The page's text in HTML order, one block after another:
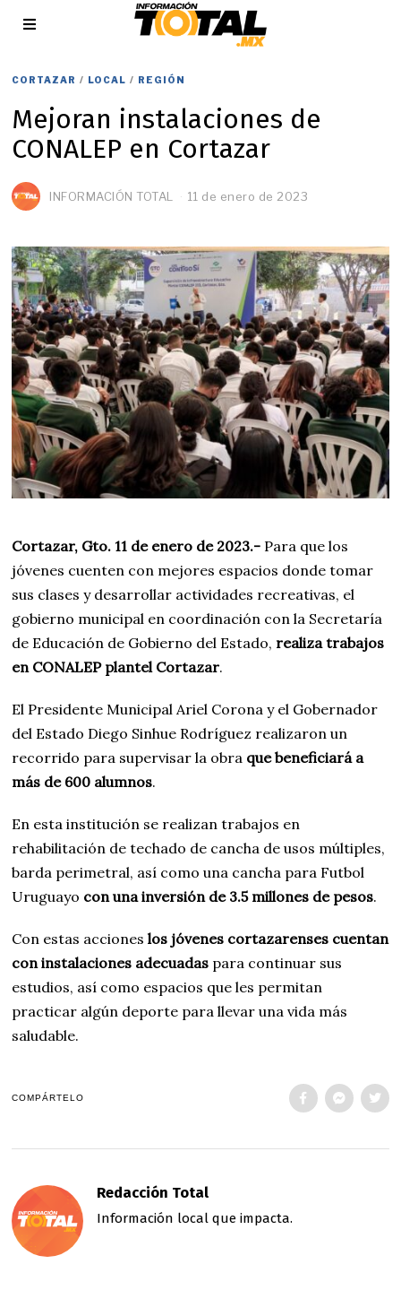
CORTAZAR / LOCAL / REGIÓN
Mejoran instalaciones de
CONALEP en Cortazar
INFORMACIÓN TOTAL 11 de enero de 2023
Cortazar, Gto. 11 de enero de 2023.- Para que los
jóvenes cuenten con mejores espacios donde tomar
sus clases y desarrollar actividades recreativas, el
gobierno municipal en coordinación con la Secretaría
de Educación de Gobierno del Estado, realiza trabajos
en CONALEP plantel Cortazar.
El Presidente Municipal Ariel Corona y el Gobernador
del Estado Diego Sinhue Rodríguez realizaron un
recorrido para supervisar la obra que beneficiará a
más de 600 alumnos.
En esta institución se realizan trabajos en
rehabilitación de techado de cancha de usos múltiples,
barda perimetral, así como una cancha para Futbol
Uruguayo con una inversión de 3.5 millones de pesos.
Con estas accioneslos jóvenes cortazarenses cuentan
con instalaciones adecuadas para continuar sus
estudios, así como espacios que les permitan
practicar algún deporte para llevar una vida más
saludable.
COMPÁRTELO
Redacción Total
Información local que impacta.